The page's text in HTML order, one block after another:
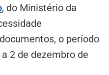
, do Ministério da
o período
2 de dezembro de